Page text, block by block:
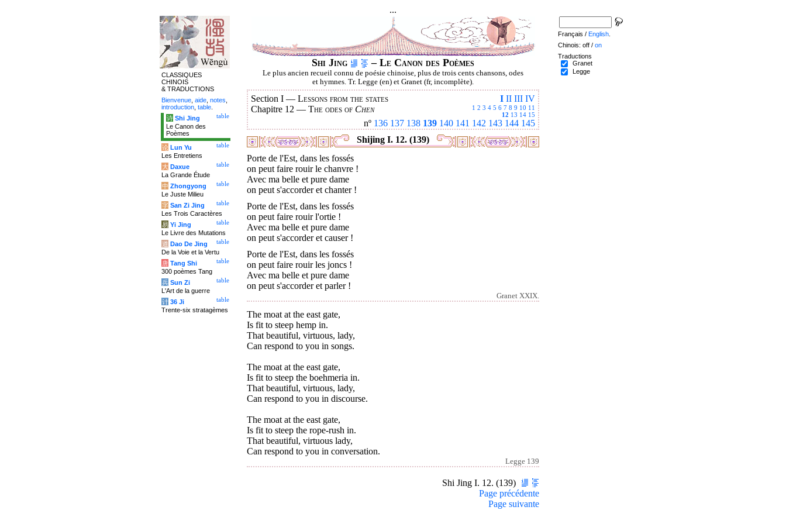
...
Shi Jing – Le Canon des Poèmes
Le plus ancien recueil connu de poésie chinoise, plus de trois cents chansons, odes
et hymnes. Tr. Legge (en) et Granet (fr, incomplète).
I II III IV
Section I — Lessons from the states
1 2 3 4 5 6 7 8 9 10 11
12 13 14 15
Chapitre 12 — The odes of Chen
nº 136 137 138 139 140 141 142 143 144 145
Shijing I. 12. (139)
Porte de l'Est, dans les fossés
on peut faire rouir le chanvre !
Avec ma belle et pure dame
on peut s'accorder et chanter !
Porte de l'Est, dans les fossés
on peut faire rouir l'ortie !
Avec ma belle et pure dame
on peut s'accorder et causer !
Porte de l'Est, dans les fossés
on peut faire rouir les joncs !
Avec ma belle et pure dame
on peut s'accorder et parler !
Granet XXIX.
The moat at the east gate,
Is fit to steep hemp in.
That beautiful, virtuous, lady,
Can respond to you in songs.
The moat at the east gate,
Is fit to steep the boehmeria in.
That beautiful, virtuous, lady,
Can respond to you in discourse.
The moat at the east gate,
Is fit to steep the rope-rush in.
That beautiful, virtuous lady,
Can respond to you in conversation.
Legge 139
Shi Jing I. 12. (139)
Page précédente
Page suivante
CLASSIQUES
CHINOIS
& TRADUCTIONS
Bienvenue aide notes
introduction table
table
诗 Shi Jing
Le Canon des
Poèmes
table
论 Lun Yu
Les Entretiens
table
大 Daxue
La Grande Étude
table
中 Zhongyong
Le Juste Milieu
table
字 San Zi Jing
Les Trois Caractères
table
易 Yi Jing
Le Livre des Mutations
table
道 Dao De Jing
De la Voie et la Vertu
table
唐 Tang Shi
300 poèmes Tang
table
兵 Sun Zi
L'Art de la guerre
table
计 36 Ji
Trente-six stratagèmes
Français / English
Chinois: off / on
Traductions
Granet
Legge